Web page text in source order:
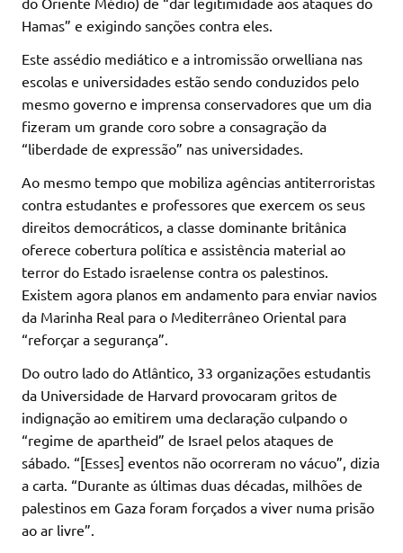
Hamas” e exigindo sanções contra eles.
Este assédio mediático e a intromissão orwelliana nas
escolas e universidades estão sendo conduzidos pelo
mesmo governo e imprensa conservadores que um dia
fizeram um grande coro sobre a consagração da
“liberdade de expressão” nas universidades.
Ao mesmo tempo que mobiliza agências antiterroristas
contra estudantes e professores que exercem os seus
direitos democráticos, a classe dominante britânica
oferece cobertura política e assistência material ao
terror do Estado israelense contra os palestinos.
Existem agora planos em andamento para enviar navios
da Marinha Real para o Mediterrâneo Oriental para
“reforçar a segurança”.
Do outro lado do Atlântico, 33 organizações estudantis
da Universidade de Harvard provocaram gritos de
indignação ao emitirem uma declaração culpando o
“regime de apartheid” de Israel pelos ataques de
sábado. “[Esses] eventos não ocorreram no vácuo”, dizia
a carta. “Durante as últimas duas décadas, milhões de
palestinos em Gaza foram forçados a viver numa prisão
ao ar livre”.